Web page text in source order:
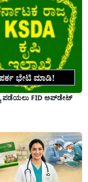
ಪಡೆಯಲು FID ಅಪ್‌ಡೇಟ್